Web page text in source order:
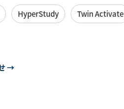
HyperStudy Twin Activate
→